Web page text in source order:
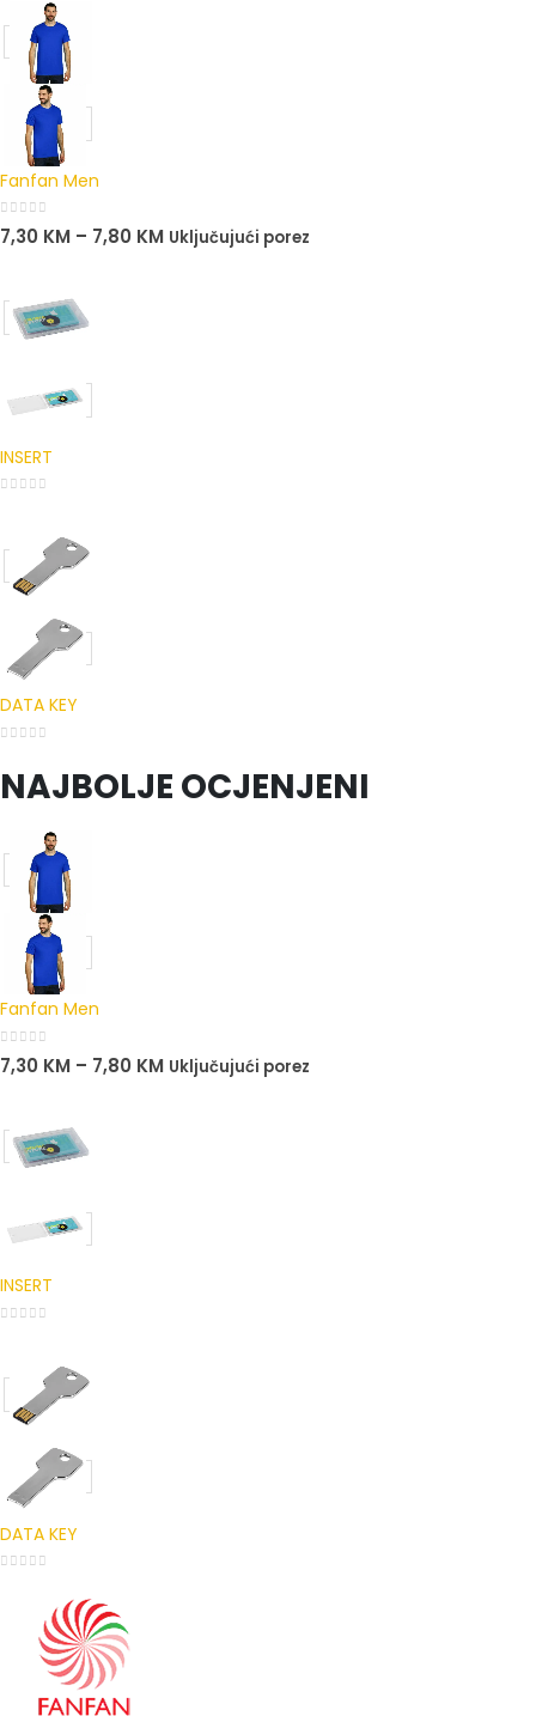
Fanfan Men
0out of 5
7,30 KM – 7,80 KM Uključujući porez
INSERT
DATA KEY
NAJBOLJE OCJENJENI
Fanfan Men
0out of 5
7,30 KM – 7,80 KM Uključujući porez
INSERT
DATA KEY